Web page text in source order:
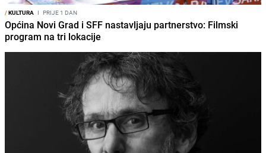
/KULTURA I PRIJE 1 DAN
Općina Novi Grad i SFF nastavljaju partnerstvo: Filmski
program na tri lokacije